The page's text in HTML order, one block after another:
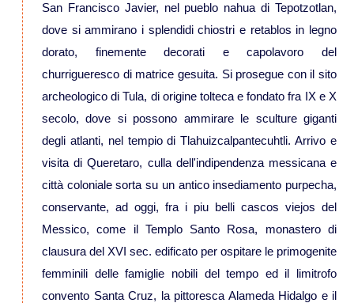
Viaggi in Tajikistan
Viaggi in Thailandia
Viaggi in Cambogia
Viaggi in Cina
Viaggi in Giappone
Viaggi in India
Viaggi in Laos
San Francisco Javier, nel pueblo nahua di Tepotzotlan,
dove si ammirano i splendidi chiostri e retablos in legno
dorato, finemente decorati e capolavoro del
churrigueresco di matrice gesuita. Si prosegue con il sito
archeologico di Tula, di origine tolteca e fondato fra IX e X
secolo, dove si possono ammirare le sculture giganti
degli atlanti, nel tempio di Tlahuizcalpantecuhtli. Arrivo e
visita di Queretaro, culla dell'indipendenza messicana e
città coloniale sorta su un antico insediamento purpecha,
conservante, ad oggi, fra i piu belli cascos viejos del
Messico, come il Templo Santo Rosa, monastero di
clausura del XVI sec. edificato per ospitare le primogenite
femminili delle famiglie nobili del tempo ed il limitrofo
convento Santa Cruz, la pittoresca Alameda Hidalgo e il